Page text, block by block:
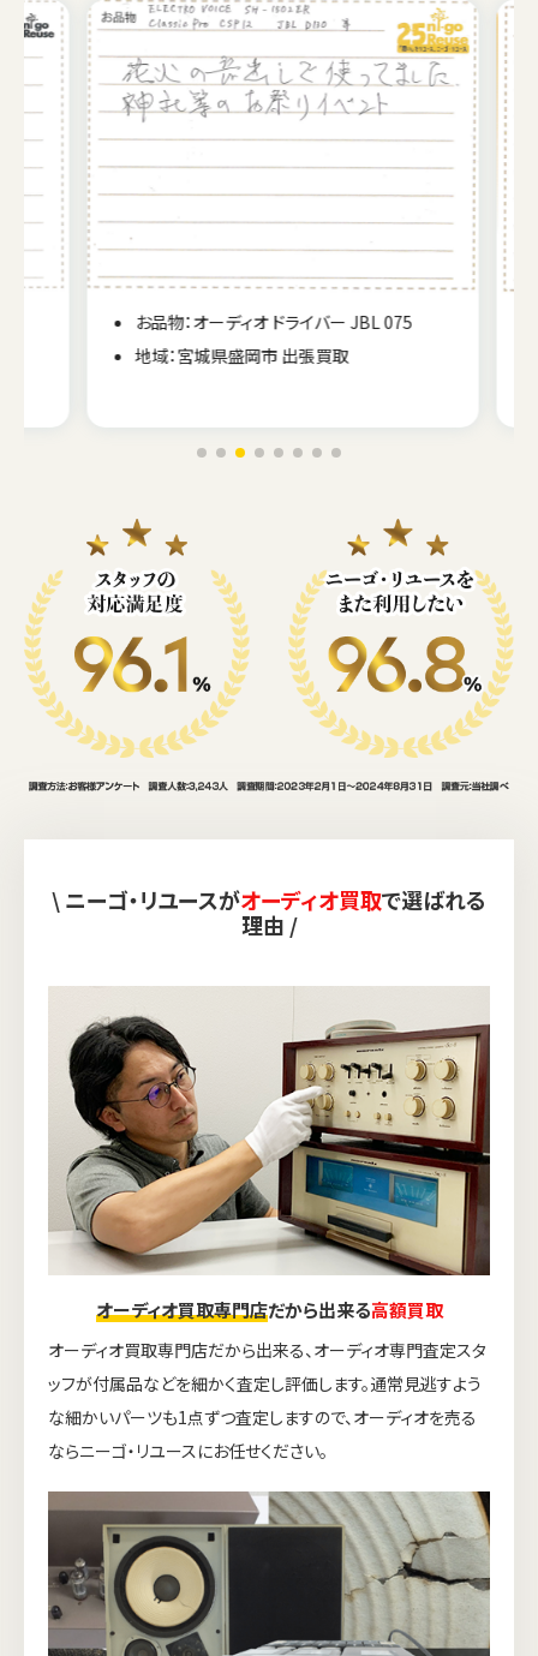
ウェブから1分
かんたん査定見積
フリーダイヤル
0120-1212-25
お品物：オーディオ ドライバー JBL 075
地域：宮城県盛岡市 出張買取
\ ニーゴ・リユースがオーディオ買取で選ばれる
理由 /
オーディオ買取専門店だから出来る高額買取
オーディオ買取専門店だから出来る、オーディオ専門査定スタ
ッフが付属品などを細かく査定し評価します。通常見逃すよう
な細かいパーツも1点ずつ査定しますので、オーディオを売る
ならニーゴ・リユースにお任せください。